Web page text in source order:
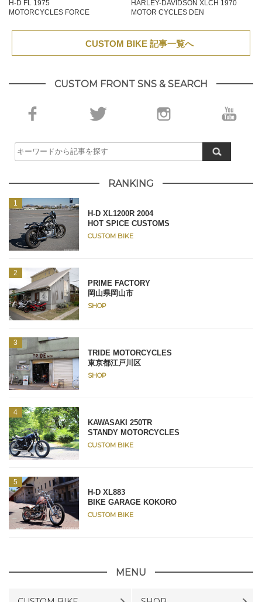
H-D FL 1975
MOTORCYCLES FORCE
HARLEY-DAVIDSON XLCH 1970
MOTOR CYCLES DEN
CUSTOM BIKE 記事一覧へ
CUSTOM FRONT SNS & SEARCH
RANKING
H-D XL1200R 2004
HOT SPICE CUSTOMS
CUSTOM BIKE
PRIME FACTORY
岡山県岡山市
SHOP
TRIDE MOTORCYCLES
東京都江戸川区
SHOP
KAWASAKI 250TR
STANDY MOTORCYCLES
CUSTOM BIKE
H-D XL883
BIKE GARAGE KOKORO
CUSTOM BIKE
MENU